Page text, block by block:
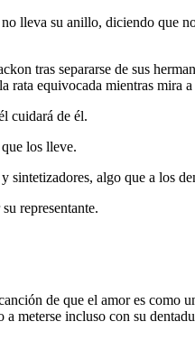
lleva su anillo, diciendo que
tras separarse de sus
rata equivocada mientras mira a
cuidará de él.
los lleve.
sintetizadores, algo que a los
representante.
de que el amor es como
meterse incluso con su